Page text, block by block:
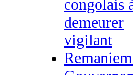
congolais
demeurer
vigilant